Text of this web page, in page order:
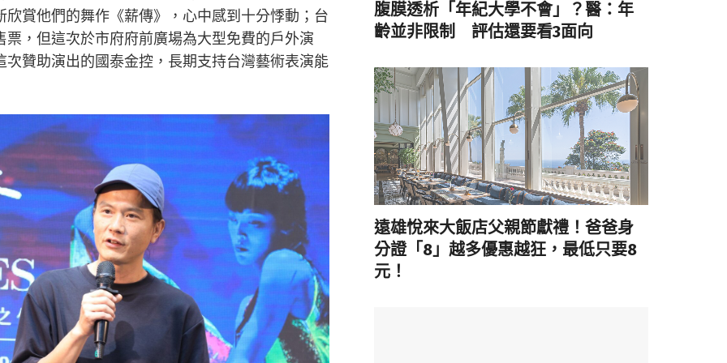
賞他們的舞作《薪傳》，心中感到十分悸動；台
，但這次於市府府前廣場為大型免費的戶外演
贊助演出的國泰金控，長期支持台灣藝術表演能
腹膜透析「年紀大學不會」？醫：年
齡並非限制 評估還要看3面向
遠雄悅來大飯店父親節獻禮！爸爸身
分證「8」越多優惠越狂，最低只要8
元！